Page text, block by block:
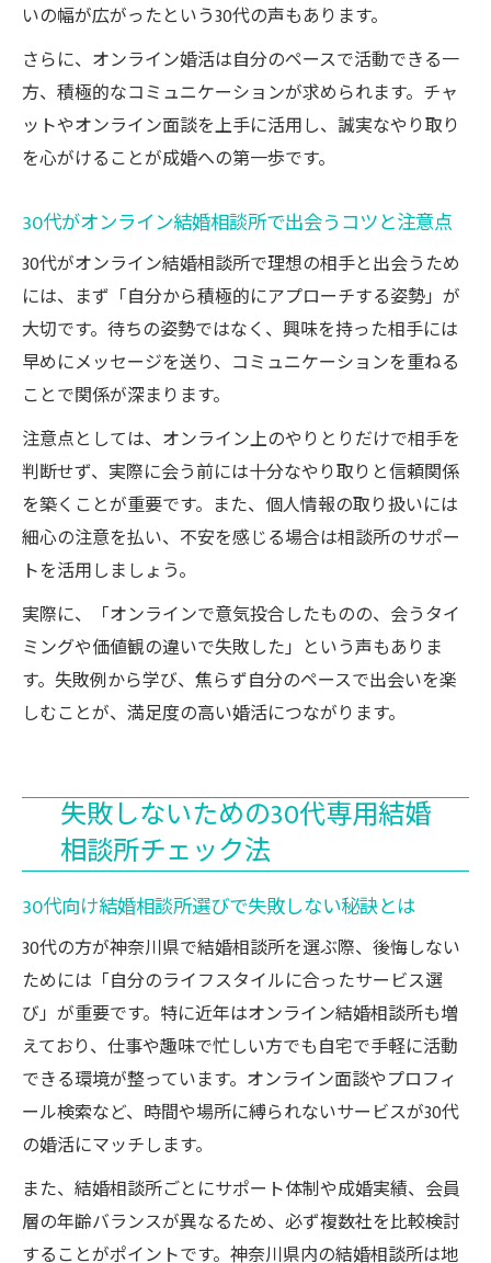
いの幅が広がったという30代の声もあります。
さらに、オンライン婚活は自分のペースで活動できる一
方、積極的なコミュニケーションが求められます。チャ
ットやオンライン面談を上手に活用し、誠実なやり取り
を心がけることが成婚への第一歩です。
30代がオンライン結婚相談所で出会うコツと注意点
30代がオンライン結婚相談所で理想の相手と出会うため
には、まず「自分から積極的にアプローチする姿勢」が
大切です。待ちの姿勢ではなく、興味を持った相手には
早めにメッセージを送り、コミュニケーションを重ねる
ことで関係が深まります。
注意点としては、オンライン上のやりとりだけで相手を
判断せず、実際に会う前には十分なやり取りと信頼関係
を築くことが重要です。また、個人情報の取り扱いには
細心の注意を払い、不安を感じる場合は相談所のサポー
トを活用しましょう。
実際に、「オンラインで意気投合したものの、会うタイ
ミングや価値観の違いで失敗した」という声もありま
す。失敗例から学び、焦らず自分のペースで出会いを楽
しむことが、満足度の高い婚活につながります。
失敗しないための30代専用結婚
相談所チェック法
30代向け結婚相談所選びで失敗しない秘訣とは
30代の方が神奈川県で結婚相談所を選ぶ際、後悔しない
ためには「自分のライフスタイルに合ったサービス選
び」が重要です。特に近年はオンライン結婚相談所も増
えており、仕事や趣味で忙しい方でも自宅で手軽に活動
できる環境が整っています。オンライン面談やプロフィ
ール検索など、時間や場所に縛られないサービスが30代
の婚活にマッチします。
また、結婚相談所ごとにサポート体制や成婚実績、会員
層の年齢バランスが異なるため、必ず複数社を比較検討
することがポイントです。神奈川県内の結婚相談所は地